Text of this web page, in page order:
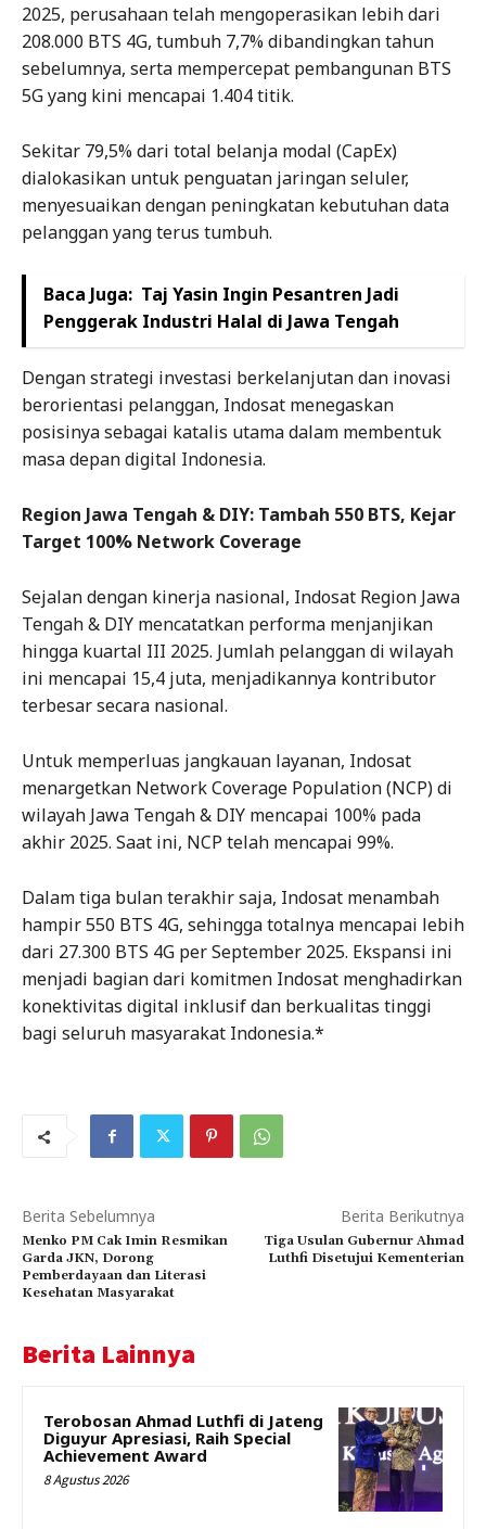
2025, perusahaan telah mengoperasikan lebih dari
208.000 BTS 4G, tumbuh 7,7% dibandingkan tahun
sebelumnya, serta mempercepat pembangunan BTS
5G yang kini mencapai 1.404 titik.
Sekitar 79,5% dari total belanja modal (CapEx)
dialokasikan untuk penguatan jaringan seluler,
menyesuaikan dengan peningkatan kebutuhan data
pelanggan yang terus tumbuh.
Baca Juga: Taj Yasin Ingin Pesantren Jadi
Penggerak Industri Halal di Jawa Tengah
Dengan strategi investasi berkelanjutan dan inovasi
berorientasi pelanggan, Indosat menegaskan
posisinya sebagai katalis utama dalam membentuk
masa depan digital Indonesia.
Region Jawa Tengah & DIY: Tambah 550 BTS, Kejar
Target 100% Network Coverage
Sejalan dengan kinerja nasional, Indosat Region Jawa
Tengah & DIY mencatatkan performa menjanjikan
hingga kuartal III 2025. Jumlah pelanggan di wilayah
ini mencapai 15,4 juta, menjadikannya kontributor
terbesar secara nasional.
Untuk memperluas jangkauan layanan, Indosat
menargetkan Network Coverage Population (NCP) di
wilayah Jawa Tengah & DIY mencapai 100% pada
akhir 2025. Saat ini, NCP telah mencapai 99%.
Dalam tiga bulan terakhir saja, Indosat menambah
hampir 550 BTS 4G, sehingga totalnya mencapai lebih
dari 27.300 BTS 4G per September 2025. Ekspansi ini
menjadi bagian dari komitmen Indosat menghadirkan
konektivitas digital inklusif dan berkualitas tinggi
bagi seluruh masyarakat Indonesia.*
Berita Sebelumnya
Menko PM Cak Imin Resmikan
Garda JKN, Dorong
Pemberdayaan dan Literasi
Kesehatan Masyarakat
Berita Berikutnya
Tiga Usulan Gubernur Ahmad
Luthfi Disetujui Kementerian
Berita Lainnya
Terobosan Ahmad Luthfi di Jateng
Diguyur Apresiasi, Raih Special
Achievement Award
8 Agustus 2026